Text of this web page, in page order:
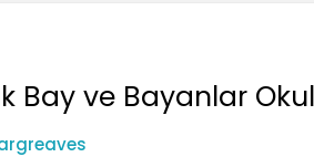
Bay ve Bayanlar